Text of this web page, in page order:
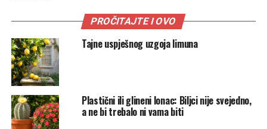
PROČITAJTE I OVO
Tajne uspješnog uzgoja limuna
Plastični ili glineni lonac: Biljci nije svejedno,
a ne bi trebalo ni vama biti